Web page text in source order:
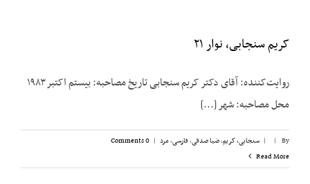
کریم سنجابی، نوار ۲۱
روایت‌‌کننده: آقای دکتر کریم سنجابی تاریخ مصاحبه: بیستم اکتبر ۱۹۸۳
محل مصاحبه: شهر [...]
By
|
| سنجابی، کریم,ضیا صدقی,فارسی,مرد |
0 Comments
Read More